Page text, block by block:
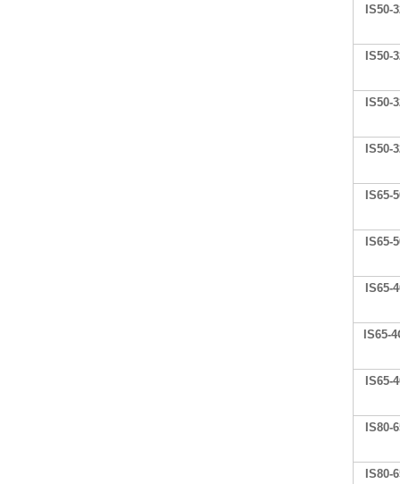
IS50-
IS50-
IS50-
IS50-
IS65-
IS65-
IS65-
IS65-
IS65-
IS80-
IS80-